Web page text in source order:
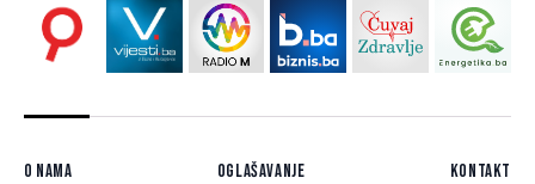
O nama Oglašavanje Kontakt